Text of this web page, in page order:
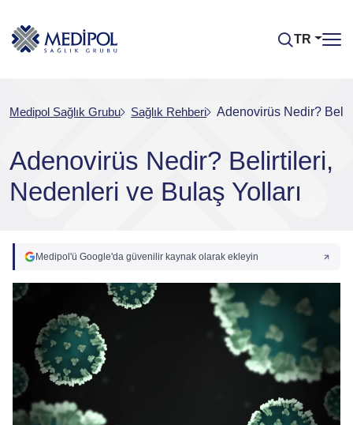
TR
Medipol Sağlık Grubu Sağlık Rehberi Adenovirüs Nedir?
Adenovirüs Nedir? Belirtileri,
Nedenleri ve Bulaş Yolları
Medipol'ü Google'da güvenilir kaynak olarak ekleyin